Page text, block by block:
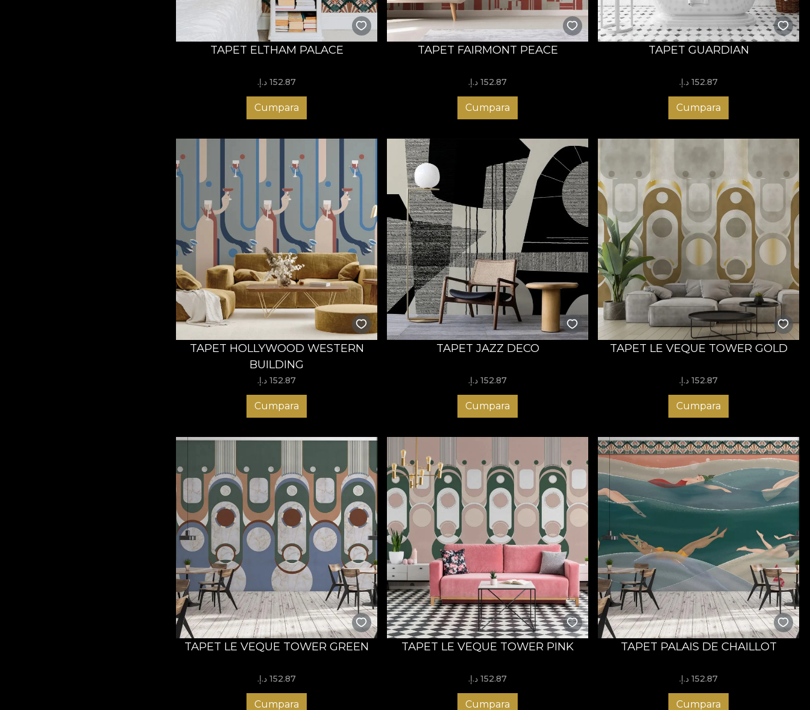
TAPET ELTHAM PALACE
152.87 د.إ.‏
Cumpara
TAPET FAIRMONT PEACE
152.87 د.إ.‏
Cumpara
TAPET GUARDIAN
152.87 د.إ.‏
Cumpara
TAPET HOLLYWOOD WESTERN
BUILDING
152.87 د.إ.‏
Cumpara
TAPET JAZZ DECO
152.87 د.إ.‏
Cumpara
TAPET LE VEQUE TOWER GOLD
152.87 د.إ.‏
Cumpara
TAPET LE VEQUE TOWER GREEN
152.87 د.إ.‏
Cumpara
TAPET LE VEQUE TOWER PINK
152.87 د.إ.‏
Cumpara
TAPET PALAIS DE CHAILLOT
152.87 د.إ.‏
Cumpara